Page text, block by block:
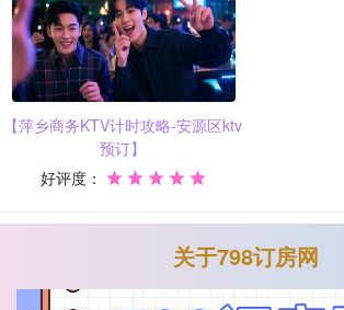
【萍乡商务KTV计时攻略-安源区ktv
预订】
好评度：
关于798订房网